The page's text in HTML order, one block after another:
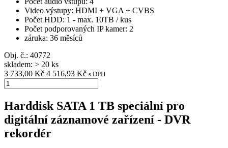
Video výstupy: HDMI + VGA + CVBS
Počet HDD: 1 - max. 10TB / kus
Počet podporovaných IP kamer: 2
záruka: 36 měsíců
Obj. č.: 40772
skladem: > 20 ks
3 733,00 Kč 4 516,93 Kč s DPH
Harddisk SATA 1 TB speciální pro
digitální záznamové zařízení - DVR
rekordér